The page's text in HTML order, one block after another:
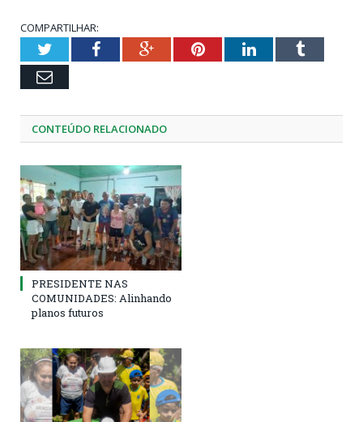
COMPARTILHAR:
TwitterFacebookGoogle+PinterestLinkedInTumblr
Email
CONTEÚDO RELACIONADO
PRESIDENTE NAS
COMUNIDADES: Alinhando
planos futuros